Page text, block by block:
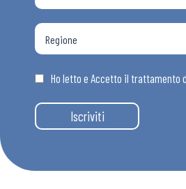
Ho letto e Accetto il trattamento
Iscriviti